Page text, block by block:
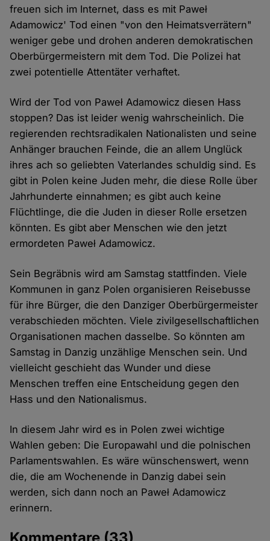
freuen sich im Internet, dass es mit Paweł
Adamowicz' Tod einen "von den Heimatsverrätern"
weniger gebe und drohen anderen demokratischen
Oberbürgermeistern mit dem Tod. Die Polizei hat
zwei potentielle Attentäter verhaftet.
Wird der Tod von Paweł Adamowicz diesen Hass
stoppen? Das ist leider wenig wahrscheinlich. Die
regierenden rechtsradikalen Nationalisten und seine
Anhänger brauchen Feinde, die an allem Unglück
ihres ach so geliebten Vaterlandes schuldig sind. Es
gibt in Polen keine Juden mehr, die diese Rolle über
Jahrhunderte einnahmen; es gibt auch keine
Flüchtlinge, die die Juden in dieser Rolle ersetzen
könnten. Es gibt aber Menschen wie den jetzt
ermordeten Paweł Adamowicz.
Sein Begräbnis wird am Samstag stattfinden. Viele
Kommunen in ganz Polen organisieren Reisebusse
für ihre Bürger, die den Danziger Oberbürgermeister
verabschieden möchten. Viele zivilgesellschaftlichen
Organisationen machen dasselbe. So könnten am
Samstag in Danzig unzählige Menschen sein. Und
vielleicht geschieht das Wunder und diese
Menschen treffen eine Entscheidung gegen den
Hass und den Nationalismus.
In diesem Jahr wird es in Polen zwei wichtige
Wahlen geben: Die Europawahl und die polnischen
Parlamentswahlen. Es wäre wünschenswert, wenn
die, die am Wochenende in Danzig dabei sein
werden, sich dann noch an Paweł Adamowicz
erinnern.